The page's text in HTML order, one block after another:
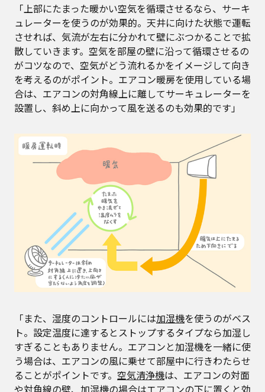
「上部にたまった暖かい空気を循環させるなら、サーキ
ュレーターを使うのが効果的。天井に向けた状態で運転
させれば、気流が左右に分かれて壁にぶつかることで拡
散していきます。空気を部屋の壁に沿って循環させるの
がコツなので、空気がどう流れるかをイメージして向き
を考えるのがポイント。エアコン暖房を使用している場
合は、エアコンの対角線上に離してサーキュレーターを
設置し、斜め上に向かって風を送るのも効果的です」
「また、湿度のコントロールには加湿機を使うのがベス
ト。設定温度に達するとストップするタイプなら加湿し
すぎることもありません。エアコンと加湿機を一緒に使
う場合は、エアコンの風に乗せて部屋中に行きわたらせ
ることがポイントです。 空気清浄機は、エアコンの対面
や対角線の壁、加湿機の場合はエアコンの下に置くと効